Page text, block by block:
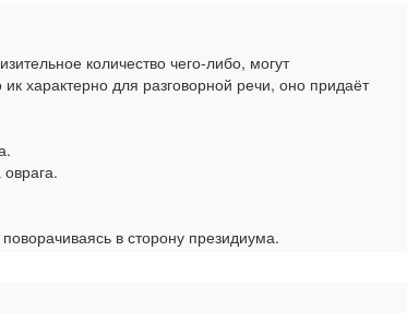
количество чего-либо, могут
характерно для разговорной речи, оно придаёт
в сторону президиума.